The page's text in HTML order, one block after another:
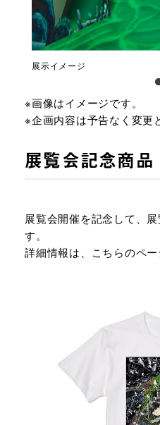
展示イメージ
※画像はイメージです。
※企画内容は予告なく変更
展覧会記念商品
展覧会開催を記念して、
す。
詳細情報は、こちらのペー